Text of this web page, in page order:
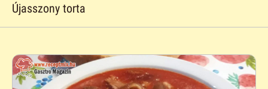
Újasszony torta